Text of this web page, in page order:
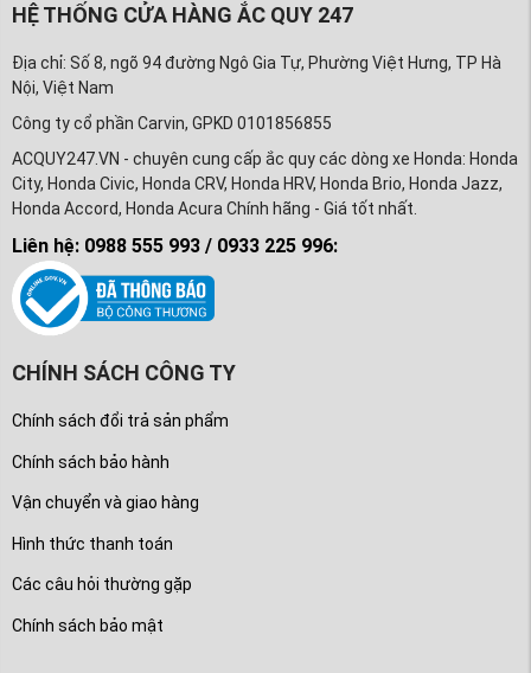
HỆ THỐNG CỬA HÀNG ẮC QUY 247
Địa chỉ: Số 8, ngõ 94 đường Ngô Gia Tự, Phường Việt Hưng, TP Hà
Nội, Việt Nam
Công ty cổ phần Carvin, GPKD 0101856855
ACQUY247.VN - chuyên cung cấp ắc quy các dòng xe Honda: Honda
City, Honda Civic, Honda CRV, Honda HRV, Honda Brio, Honda Jazz,
Honda Accord, Honda Acura Chính hãng - Giá tốt nhất.
Liên hệ: 0988 555 993 / 0933 225 996:
CHÍNH SÁCH CÔNG TY
Chính sách đổi trả sản phẩm
Chính sách bảo hành
Vận chuyển và giao hàng
Hình thức thanh toán
Các câu hỏi thường gặp
Chính sách bảo mật